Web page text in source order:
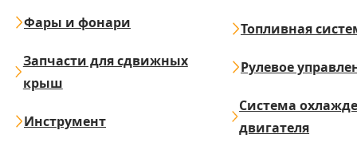
Фары и фонари
Запчасти для сдвижных
крыш
Инструмент
Топливная
Рулевое
Система
двигателя